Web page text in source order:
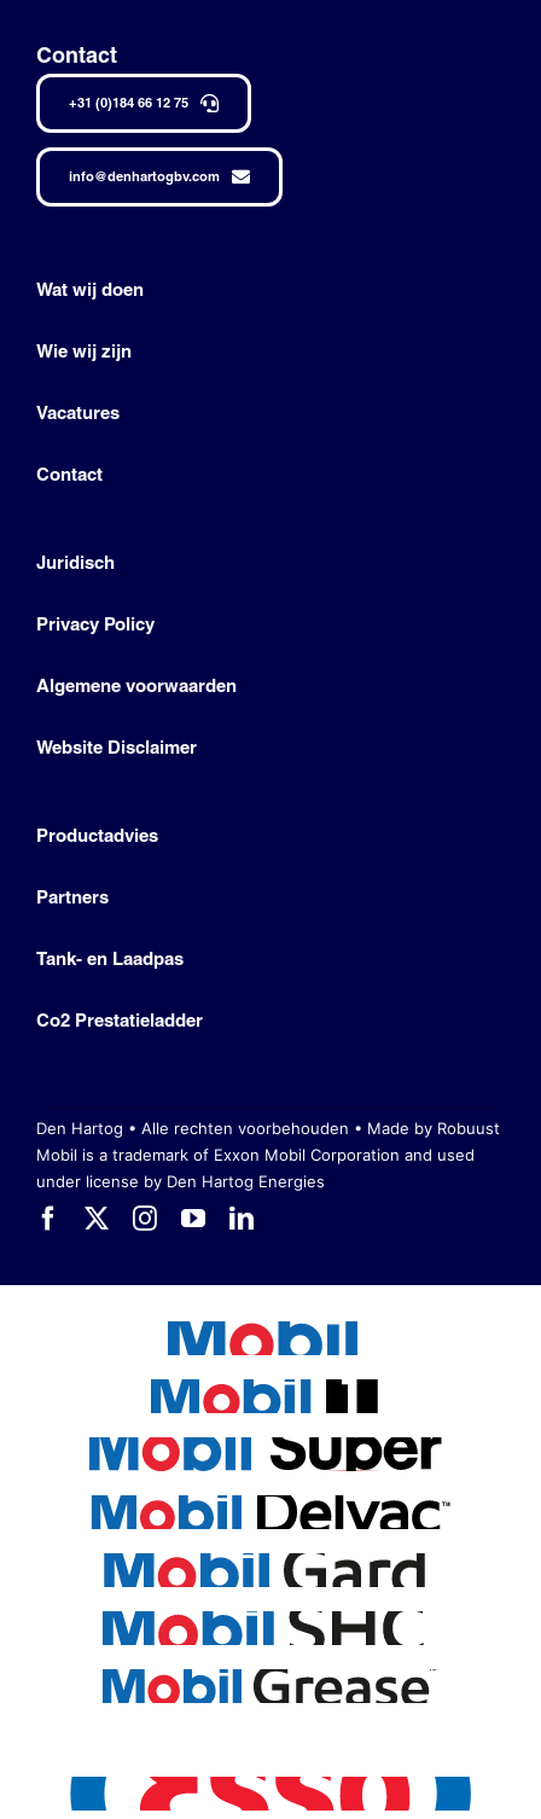
Contact
+31 (0)184 66 12 75
info@denhartogbv.com
Wat wij doen
Wie wij zijn
Vacatures
Contact
Juridisch
Privacy Policy
Algemene voorwaarden
Website Disclaimer
Productadvies
Partners
Tank- en Laadpas
Co2 Prestatieladder
Den Hartog • Alle rechten voorbehouden • Made by Robuust
Mobil is a trademark of Exxon Mobil Corporation and used
under license by Den Hartog Energies